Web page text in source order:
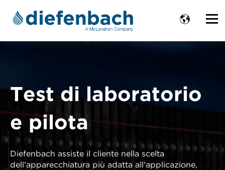
Test di laboratorio
e pilota
Diefenbach assiste il cliente nella scelta
dell'apparecchiatura più adatta all'applicazione,